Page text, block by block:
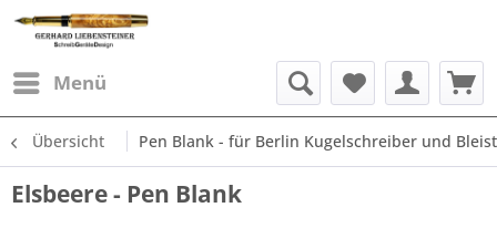
Menü
Übersicht Pen Blank - für Berlin Kugelschreiber und
Elsbeere - Pen Blank